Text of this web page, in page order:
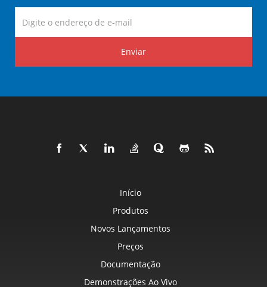
Enviar
Início
Produtos
Novos Lançamentos
Preços
Documentação
Demonstrações Ao Vivo